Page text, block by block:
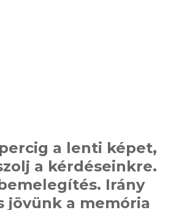
a lenti képet,
a kérdéseinkre.
Irány
jövünk a memória